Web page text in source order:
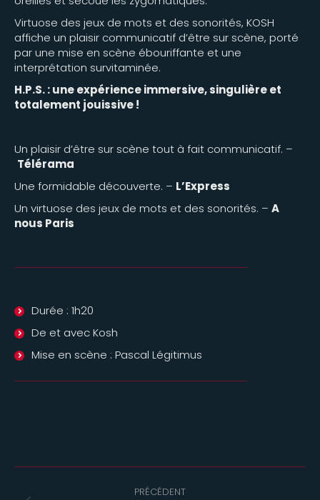
Virtuose des jeux de mots et des sonorités, KOSH
affiche un plaisir communicatif d’être sur scène, porté
par une mise en scène ébouriffante et une
interprétation survitaminée.
H.P.S. : une expérience immersive, singulière et
totalement jouissive !
Un plaisir d’être sur scène tout à fait communicatif. –
Télérama
Une formidable découverte. – L’Express
Un virtuose des jeux de mots et des sonorités. – A
nous Paris
Durée : 1h20
De et avec Kosh
Mise en scène : Pascal Légitimus
PRÉCÉDENT